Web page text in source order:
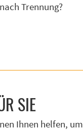
Trennung?
SIE
Ihnen helfen, um